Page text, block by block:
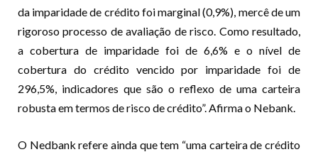
da imparidade de crédito foi marginal (0,9%), mercê de um
rigoroso processo de avaliação de risco. Como resultado,
a cobertura de imparidade foi de 6,6% e o nível de
cobertura do crédito vencido por imparidade foi de
296,5%, indicadores que são o reflexo de uma carteira
robusta em termos de risco de crédito”. Afirma o Nebank.
O Nedbank refere ainda que tem “uma carteira de crédito